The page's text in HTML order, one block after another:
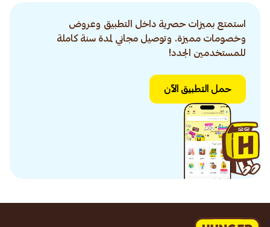
استمتع بميزات حصرية داخل التطبيق وعروض
وخصومات مميزة. وتوصيل مجاني لمدة سنة كاملة
للمستخدمين الجدد!
حمل التطبيق الآن